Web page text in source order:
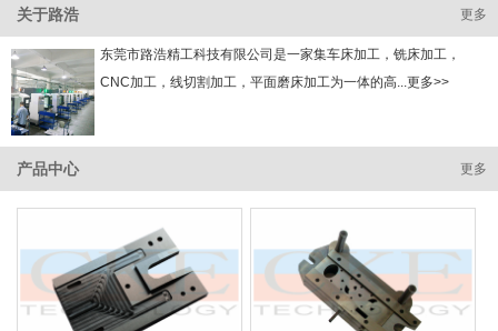
更多
关于路浩
东莞市路浩精工科技有限公司是一家集车床加工，铣床加工，
CNC加工，线切割加工，平面磨床加工为一体的高...更多>>
更多
产品中心